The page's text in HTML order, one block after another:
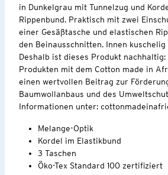
in Dunkelgrau mit Tunnelzug und
Rippenbund. Praktisch mit zwei
einer Gesäßtasche und elastischen
den Beinausschnitten. Innen
Deshalb ist dieses Produkt
Produkten mit dem Cotton made in
einen wertvollen Beitrag zur
Baumwollanbaus und des
Informationen unter:
Melange-Optik
Kordel im Elastikbund
3 Taschen
Öko-Tex Standard 100 zertifiziert